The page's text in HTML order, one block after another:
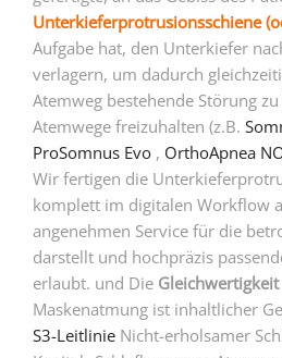
Unterkieferprotrusionsschiene
Aufgabe hat, den Unterkiefer
verlagern, um dadurch
Atemweg bestehende Störung
Atemwege freizuhalten (z.B.
ProSomnus Evo , OrthoApnea
Wir fertigen die
komplett im digitalen Workflow
angenehmen Service für die
darstellt und hochpräzis
erlaubt. und Die Gleichwertigkeit
Maskenatmung ist inhaltlicher
S3-Leitlinie Nicht-erholsamer